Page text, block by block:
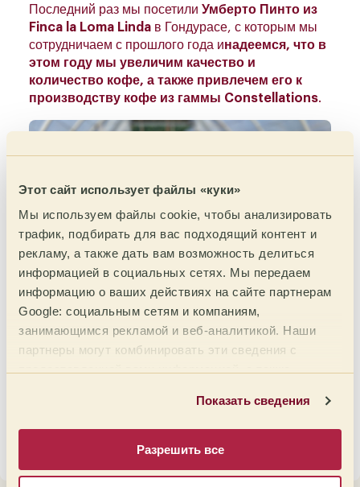
Этот сайт использует файлы «куки»
Мы используем файлы cookie, чтобы анализировать
трафик, подбирать для вас подходящий контент и
рекламу, а также дать вам возможность делиться
информацией в социальных сетях. Мы передаем
информацию о ваших действиях на сайте партнерам
Google: социальным сетям и компаниям,
занимающимся рекламой и веб-аналитикой. Наши
партнеры могут комбинировать эти сведения с
Показать сведения
Разрешить все
Последний раз мы посетили Умберто Пинто из
Finca la Loma Linda в Гондурасе, с которым мы
сотрудничаем с прошлого года инадеемся, что в
этом году мы увеличим качество и
количество кофе, а также привлечем его к
производству кофе из гаммы Constellations.
Итог этой поездки таков: мы обменялись
большим опытом, познакомились с
производителями кофе, которые жаждут
перемен, достигли своей цели и вновом урожае
надеемся утроить объем нашей гаммы
производителей.